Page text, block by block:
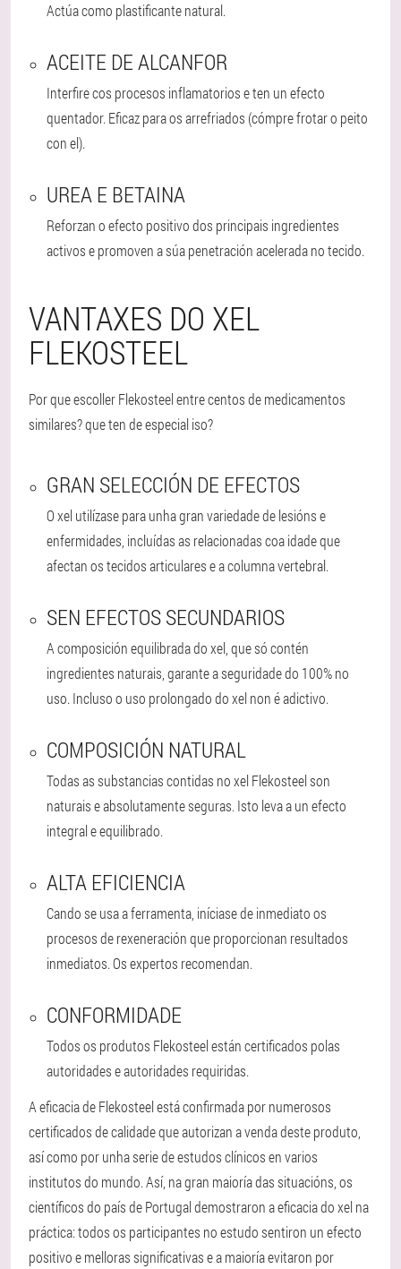
Actúa como plastificante natural.
ACEITE DE ALCANFOR
Interfire cos procesos inflamatorios e ten un efecto
quentador. Eficaz para os arrefriados (cómpre frotar o peito
con el).
UREA E BETAINA
Reforzan o efecto positivo dos principais ingredientes
activos e promoven a súa penetración acelerada no tecido.
VANTAXES DO XEL
FLEKOSTEEL
Por que escoller Flekosteel entre centos de medicamentos
similares? que ten de especial iso?
GRAN SELECCIÓN DE EFECTOS
O xel utilízase para unha gran variedade de lesións e
enfermidades, incluídas as relacionadas coa idade que
afectan os tecidos articulares e a columna vertebral.
SEN EFECTOS SECUNDARIOS
A composición equilibrada do xel, que só contén
ingredientes naturais, garante a seguridade do 100% no
uso. Incluso o uso prolongado do xel non é adictivo.
COMPOSICIÓN NATURAL
Todas as substancias contidas no xel Flekosteel son
naturais e absolutamente seguras. Isto leva a un efecto
integral e equilibrado.
ALTA EFICIENCIA
Cando se usa a ferramenta, iníciase de inmediato os
procesos de rexeneración que proporcionan resultados
inmediatos. Os expertos recomendan.
CONFORMIDADE
Todos os produtos Flekosteel están certificados polas
autoridades e autoridades requiridas.
A eficacia de Flekosteel está confirmada por numerosos
certificados de calidade que autorizan a venda deste produto,
así como por unha serie de estudos clínicos en varios
institutos do mundo. Así, na gran maioría das situacións, os
científicos do país de Portugal demostraron a eficacia do xel na
práctica: todos os participantes no estudo sentiron un efecto
positivo e melloras significativas e a maioría evitaron por